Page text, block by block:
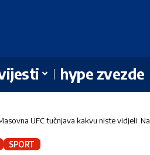
hype zvezde
UFC tučnjava kakvu niste vidjeli:
SPORT